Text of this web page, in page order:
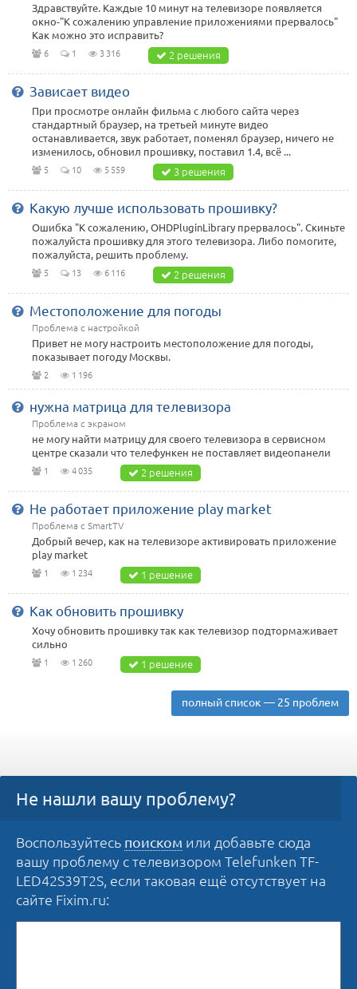
Здравствуйте. Каждые 10 минут на телевизоре появляется
окно-"К сожалению управление приложениями прервалось"
Как можно это исправить?
6 1 3 316 2 решения
Зависает видео
При просмотре онлайн фильма с любого сайта через
стандартный браузер, на третьей минуте видео
останавливается, звук работает, поменял браузер, ничего не
изменилось, обновил прошивку, поставил 1.4, всё ...
5 10 5 559 3 решения
Какую лучше использовать прошивку?
Ошибка "К сожалению, OHDPluginLibrary прервалось". Скиньте
пожалуйста прошивку для этого телевизора. Либо помогите,
пожалуйста, решить проблему.
5 13 6 116 2 решения
Местоположение для погоды
Проблема с настройкой
Привет не могу настроить местоположение для погоды,
показывает погоду Москвы.
2 1 196
нужна матрица для телевизора
Проблема с экраном
не могу найти матрицу для своего телевизора в сервисном
центре сказали что телефункен не поставляет видеопанели
1 4 035 2 решения
Не работает приложение play market
Проблема с SmartTV
Добрый вечер, как на телевизоре активировать приложение
play market
1 1 234 1 решение
Как обновить прошивку
Хочу обновить прошивку так как телевизор подтормаживает
сильно
1 1 260 1 решение
полный список — 25 проблем
Не нашли вашу проблему?
Воспользуйтесь поиском или добавьте сюда
вашу проблему с телевизором Telefunken TF-
LED42S39T2S, если таковая ещё отсутствует на
сайте Fixim.ru: